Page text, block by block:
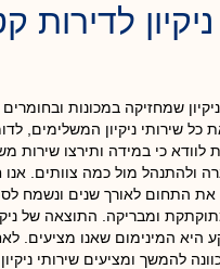
לדירות
שמחזיקה במכונות ובחומרים
כל שירותי ניקיון המשלימים,
לוודא כי במידה ותירצו שירות
ולהתנהל מול כמה צוותים. אנו
את התחום לאורך שנים ונשמח
ומבריקה. התוצאה של
היא המינימום שאנו מציעים.
להמשך ומציעים שירותי